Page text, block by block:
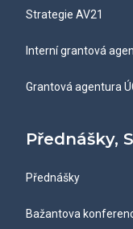
Strategie AV21
Interní grantová
Grantová agentura
Přednášky,
Přednášky
Bažantova